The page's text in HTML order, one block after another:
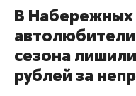
В Набережных
автолюбители
сезона
рублей за